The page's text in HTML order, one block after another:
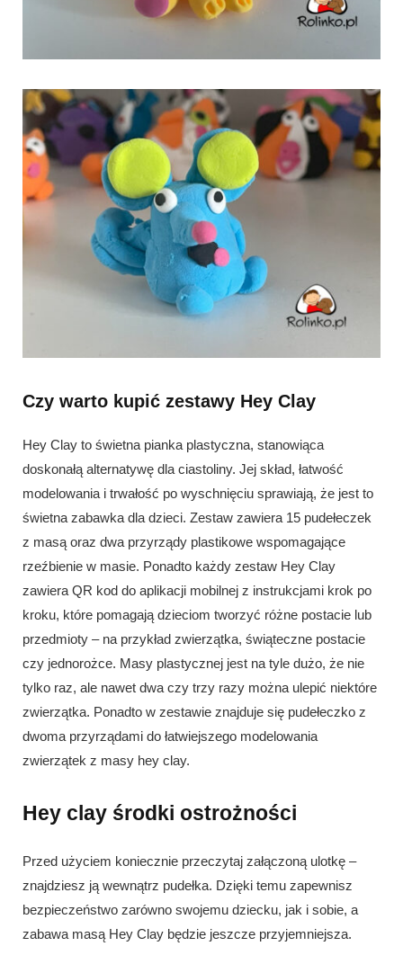
Czy warto kupić zestawy Hey Clay
Hey Clay to świetna pianka plastyczna, stanowiąca
doskonałą alternatywę dla ciastoliny. Jej skład, łatwość
modelowania i trwałość po wyschnięciu sprawiają, że jest to
świetna zabawka dla dzieci. Zestaw zawiera 15 pudełeczek
z masą oraz dwa przyrządy plastikowe wspomagające
rzeźbienie w masie. Ponadto każdy zestaw Hey Clay
zawiera QR kod do aplikacji mobilnej z instrukcjami krok po
kroku, które pomagają dzieciom tworzyć różne postacie lub
przedmioty – na przykład zwierzątka, świąteczne postacie
czy jednorożce. Masy plastycznej jest na tyle dużo, że nie
tylko raz, ale nawet dwa czy trzy razy można ulepić niektóre
zwierzątka. Ponadto w zestawie znajduje się pudełeczko z
dwoma przyrządami do łatwiejszego modelowania
zwierzątek z masy hey clay.
Hey clay środki ostrożności
Przed użyciem koniecznie przeczytaj załączoną ulotkę –
znajdziesz ją wewnątrz pudełka. Dzięki temu zapewnisz
bezpieczeństwo zarówno swojemu dziecku, jak i sobie, a
zabawa masą Hey Clay będzie jeszcze przyjemniejsza.